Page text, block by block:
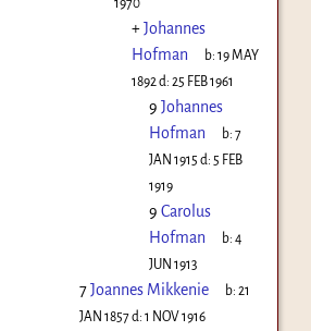
+Johannes
Hofman
b:19 MAY
1892 d: 25 FEB 1961
9 Johannes
Hofman
b:7
JAN 1915 d: 5 FEB
1919
9 Carolus
Hofman
b:4
JUN 1913
7Joannes Mikkenie b:21
JAN 1857d: 1 NOV 1916